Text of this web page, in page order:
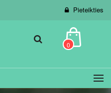
Pieteikties
0